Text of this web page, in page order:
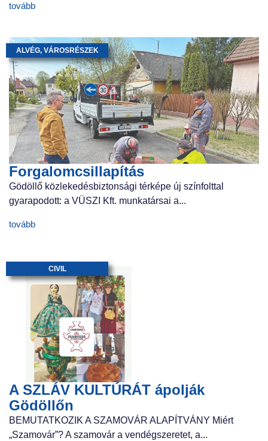
tovább
ALVÉG, VÁROSRÉSZEK
Forgalomcsillapítás
Gödöllő közlekedésbiztonsági térképe új színfolttal
gyarapodott: a VÜSZI Kft. munkatársai a...
tovább
CIVIL
A SZLÁV KULTÚRÁT ápolják
Gödöllőn
BEMUTATKOZIK A SZAMOVÁR ALAPÍTVÁNY Miért
„Szamovár”? A szamovár a vendégszeretet, a...